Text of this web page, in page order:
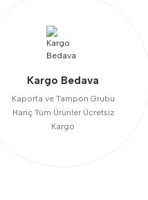
Kargo Bedava
Kaporta ve Tampon Grubu
Hariç Tüm Ürünler Ücretsiz
Kargo